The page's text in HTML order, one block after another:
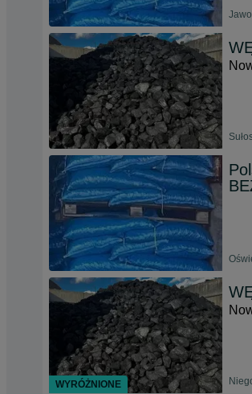
WYRÓŻNIONE